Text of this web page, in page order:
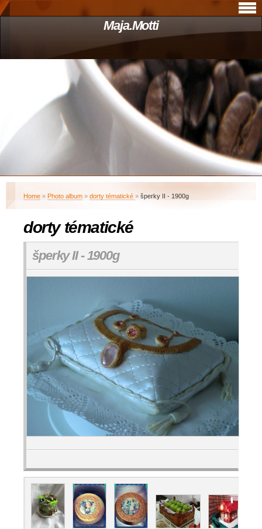
Maja.Motti
Home » Photo album » dorty tématické » šperky II - 1900g
dorty tématické
šperky II - 1900g